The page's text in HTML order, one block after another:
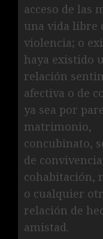
acceso de las
una vida libre
violencia; o
haya existido
relación
afectiva o de
ya sea por
matrimonio,
concubinato,
de
cohabitación,
o cualquier
relación de
amistad.